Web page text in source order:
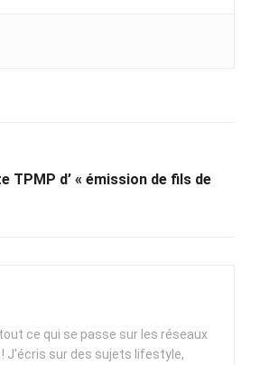
TPMP d’ « émission de fils de
ce qui se passe sur les réseaux
J'écris sur des sujets lifestyle,